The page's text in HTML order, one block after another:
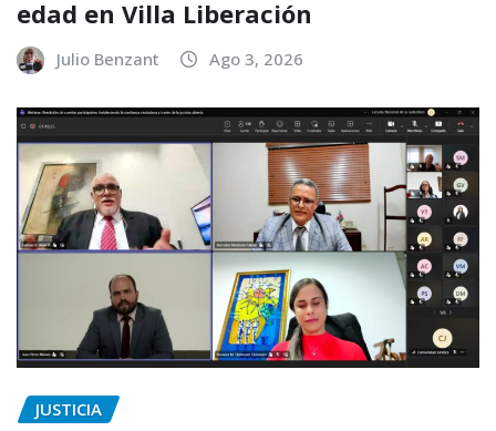
edad en Villa Liberación
Julio Benzant Ago 3, 2026
JUSTICIA